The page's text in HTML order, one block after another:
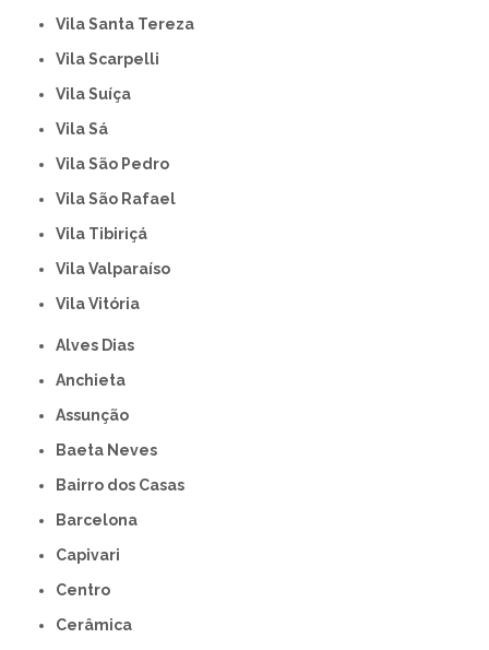
Vila Santa Tereza
Vila Scarpelli
Vila Suíça
Vila Sá
Vila São Pedro
Vila São Rafael
Vila Tibiriçá
Vila Valparaíso
Vila Vitória
Alves Dias
Anchieta
Assunção
Baeta Neves
Bairro dos Casas
Barcelona
Capivari
Centro
Cerâmica